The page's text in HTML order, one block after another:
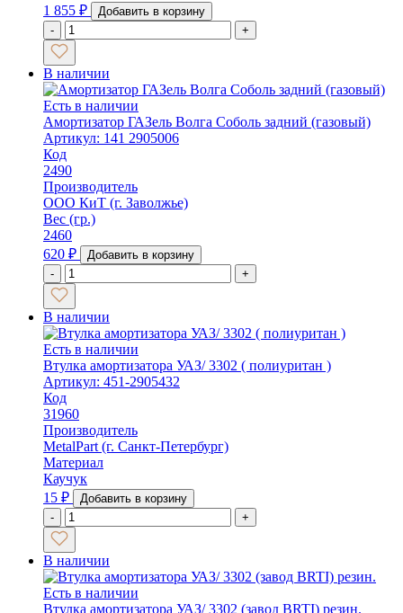
1 855 ₽
Добавить в корзину
-
+
В наличии
Есть в наличии
Амортизатор ГАЗель Волга Соболь задний (газовый)
Артикул: 141 2905006
Код
2490
Производитель
ООО КиТ (г. Заволжье)
Вес (гр.)
2460
620 ₽
Добавить в корзину
-
+
В наличии
Есть в наличии
Втулка амортизатора УАЗ/ 3302 ( полиуритан )
Артикул: 451-2905432
Код
31960
Производитель
MetalPart (г. Санкт-Петербург)
Материал
Каучук
15 ₽
Добавить в корзину
-
+
В наличии
Есть в наличии
Втулка амортизатора УАЗ/ 3302 (завод BRTI) резин.